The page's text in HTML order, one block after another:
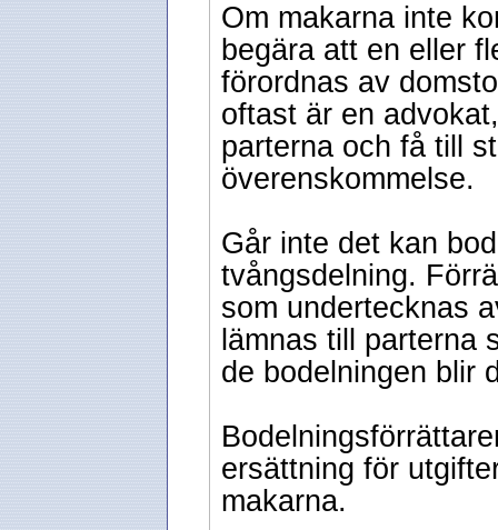
Om makarna inte
begära att en eller
förordnas av
oftast är en
parterna och få till
överenskommelse.
Går inte det kan
tvångsdelning.
som undertecknas
lämnas till parterna
de bodelningen blir
ersättning för
makarna.